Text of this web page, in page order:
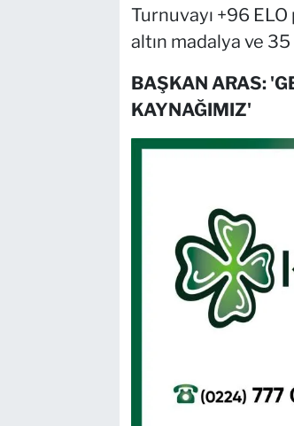
Turnuvayı +96
altın madalya ve
BAŞKAN ARAS:
KAYNAĞIMIZ'